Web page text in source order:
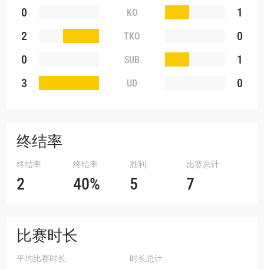
0 KO
1
2
TKO
0
0
SUB
1
3
UD 0
终结率
终结率
2
终结率
40%
胜利
5
比赛总计
7
比赛时长
平均比赛时长 时长总计